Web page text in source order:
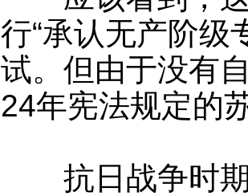
行“承认无产阶级
试。但由于没有
24年宪法规定的
抗日战争时期